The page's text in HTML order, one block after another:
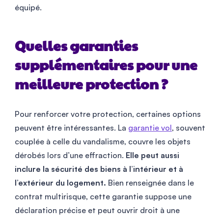
équipé.
Quelles garanties
supplémentaires pour une
meilleure protection ?
Pour renforcer votre protection, certaines options
peuvent être intéressantes. La garantie vol, souvent
couplée à celle du vandalisme, couvre les objets
dérobés lors d’une effraction. Elle peut aussi
inclure la sécurité des biens à l’intérieur et à
l’extérieur du logement. Bien renseignée dans le
contrat multirisque, cette garantie suppose une
déclaration précise et peut ouvrir droit à une